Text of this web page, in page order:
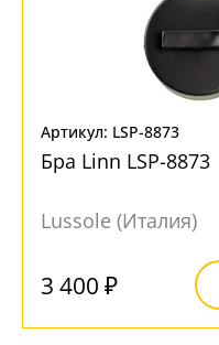
Артикул: LSP-8873
Бра Linn LSP-8873
Lussole (Италия)
3 400 ₽